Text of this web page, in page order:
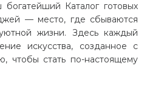
Каталог готовых
— место, где сбываются
жизни. Здесь каждый
искусства, созданное с
чтобы стать по-настоящему